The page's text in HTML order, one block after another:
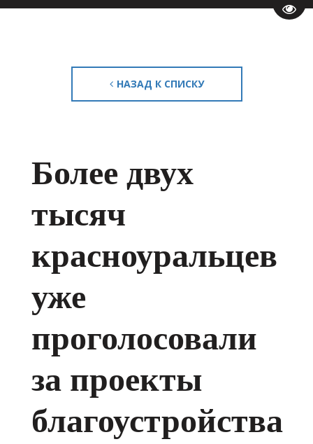
НАЗАД К СПИСКУ
Более двух
тысяч
красноуральцев
уже
проголосовали
за проекты
благоустройства